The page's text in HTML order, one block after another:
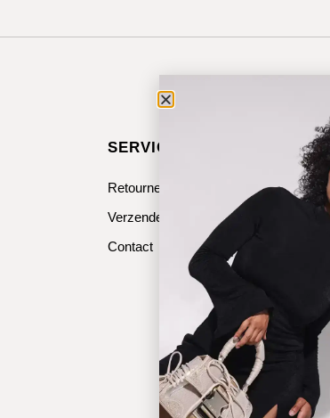
SERVICE & CONTACT
Retourneren
Verzenden
Contact